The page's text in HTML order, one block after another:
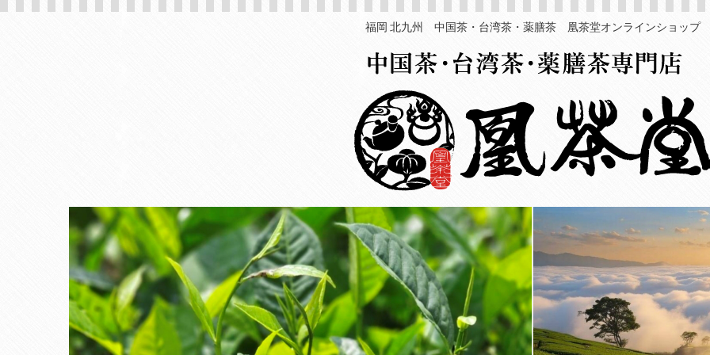
福岡 北九州 中国茶・台湾茶・薬膳茶 凰茶堂オンラインショップ